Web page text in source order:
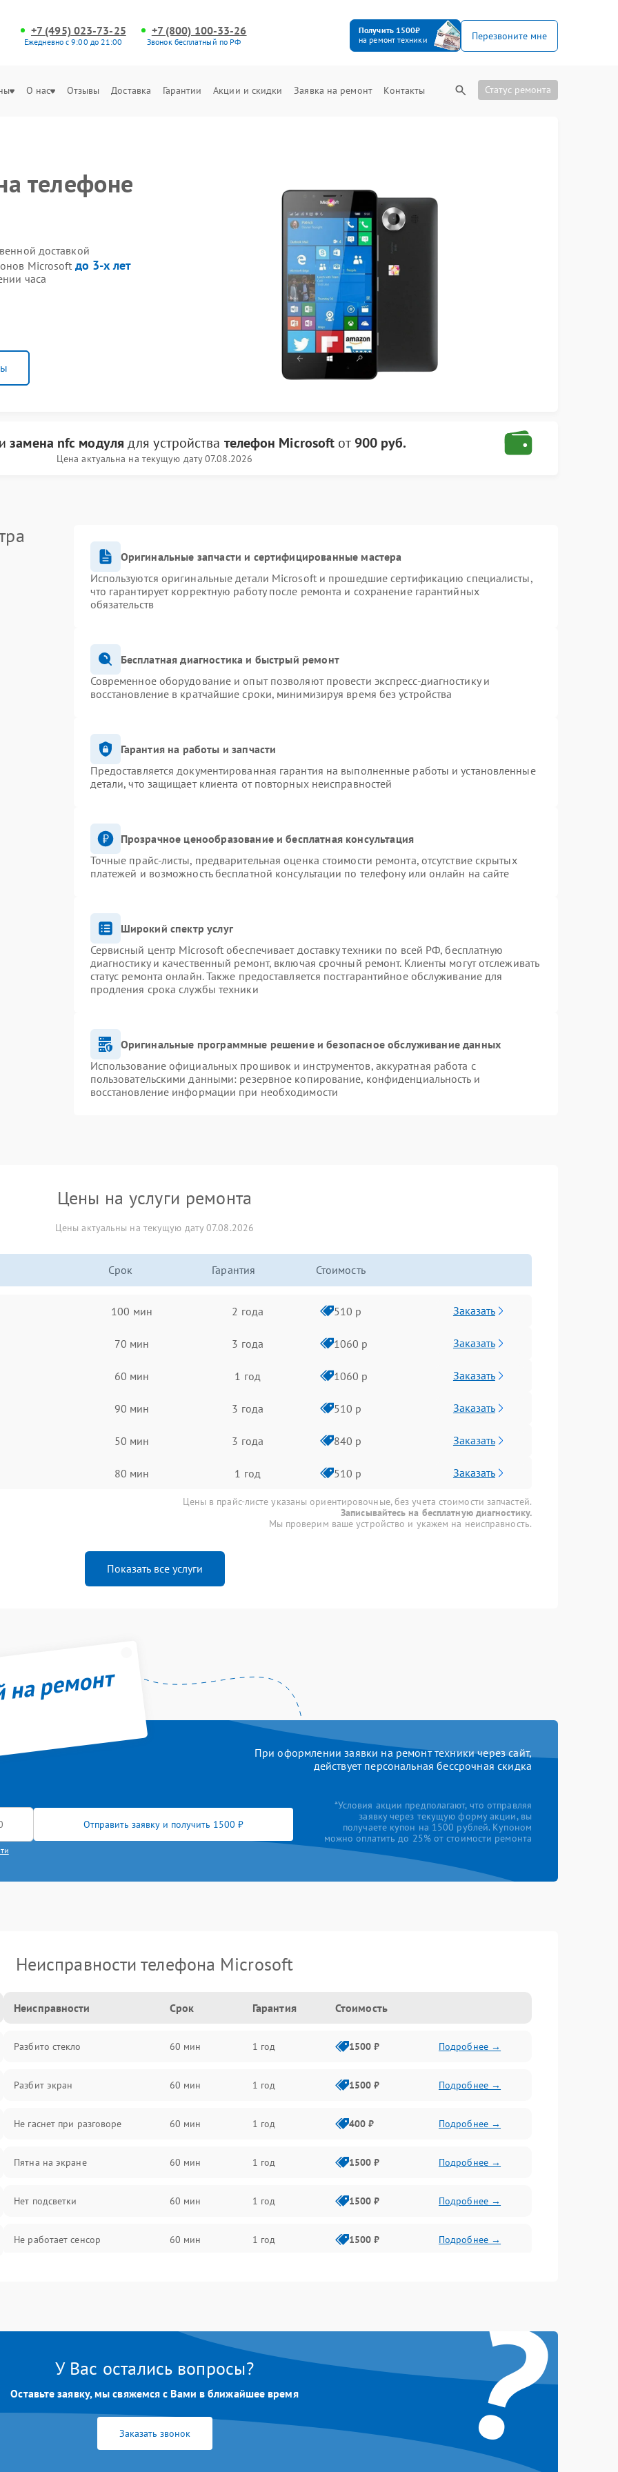
+7 (495) 023-73-25
Ежедневно с 9:00 до 21:00
+7 (800) 100-33-26
Звонок бесплатный по РФ
Получить 1500₽
на ремонт техники
Перезвоните мне
О нас Отзывы Доставка Гарантии Акции и скидки Заявка на ремонт Контакты Статус ремонта
телефоне
доставкой
Microsoft до 3-х лет
часа
замена nfc модуля для устройства телефон Microsoft от 900 руб.
Цена актуальна на текущую дату 07.08.2026
Оригинальные запчасти и сертифицированные мастера
Используются оригинальные детали Microsoft и прошедшие сертификацию специалисты,
что гарантирует корректную работу после ремонта и сохранение гарантийных
обязательств
Бесплатная диагностика и быстрый ремонт
Современное оборудование и опыт позволяют провести экспресс-диагностику и
восстановление в кратчайшие сроки, минимизируя время без устройства
Гарантия на работы и запчасти
Предоставляется документированная гарантия на выполненные работы и установленные
детали, что защищает клиента от повторных неисправностей
Прозрачное ценообразование и бесплатная консультация
Точные прайс-листы, предварительная оценка стоимости ремонта, отсутствие скрытых
платежей и возможность бесплатной консультации по телефону или онлайн на сайте
Широкий спектр услуг
Сервисный центр Microsoft обеспечивает доставку техники по всей РФ, бесплатную
диагностику и качественный ремонт, включая срочный ремонт. Клиенты могут отслеживать
статус ремонта онлайн. Также предоставляется постгарантийное обслуживание для
продления срока службы техники
Оригинальные программные решение и безопасное обслуживание данных
Использование официальных прошивок и инструментов, аккуратная работа с
пользовательскими данными: резервное копирование, конфиденциальность и
восстановление информации при необходимости
Цены на услуги ремонта
Цены актуальны на текущую дату 07.08.2026
Срок Гарантия Стоимость
100 мин 2 года 510 р Заказать
70 мин 3 года 1060 р Заказать
60 мин 1 год 1060 р Заказать
90 мин 3 года 510 р Заказать
50 мин 3 года 840 р Заказать
80 мин 1 год 510 р Заказать
Цены в прайс-листе указаны ориентировочные, без учета стоимости запчастей.
Записывайтесь на бесплатную диагностику.
Мы проверим ваше устройство и укажем на неисправность.
Показать все услуги
ремонт
При оформлении заявки на ремонт техники через сайт,
действует персональная бессрочная скидка
Отправить заявку и получить 1500 ₽
*Условия акции предполагают, что отправляя
заявку через текущую форму акции, вы
получаете купон на 1500 рублей. Купоном
можно оплатить до 25% от стоимости ремонта
Неисправности телефона Microsoft
Неисправности Срок Гарантия Стоимость
Разбито стекло 60 мин 1 год 1500 ₽ Подробнее →
Разбит экран 60 мин 1 год 1500 ₽ Подробнее →
Не гаснет при разговоре 60 мин 1 год 400 ₽ Подробнее →
Пятна на экране 60 мин 1 год 1500 ₽ Подробнее →
Нет подсветки 60 мин 1 год 1500 ₽ Подробнее →
Не работает сенсор 60 мин 1 год 1500 ₽ Подробнее →
1 год ?
У Вас остались вопросы?
Оставьте заявку, мы свяжемся с Вами в ближайшее время
Заказать звонок